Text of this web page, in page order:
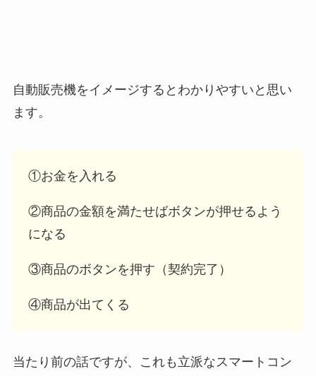
自動販売機をイメージするとわかりやすいと思い
ます。
①お金を入れる
②商品の金額を満たせばボタンが押せるよう
になる
③商品のボタンを押す（契約完了）
④商品が出てくる
当たり前の話ですが、これも立派なスマートコン